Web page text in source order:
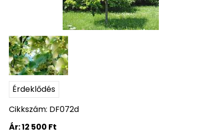
Érdeklődés
Cikkszám: DF072d
Ár:12 500 Ft